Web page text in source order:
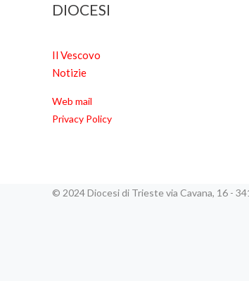
DIOCESI
Il Vescovo
Notizie
Web mail
Privacy Policy
© 2024 Diocesi di Trieste via Cavana, 16 -